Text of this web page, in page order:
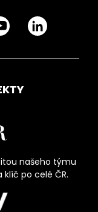
našeho týmu
po celé ČR.